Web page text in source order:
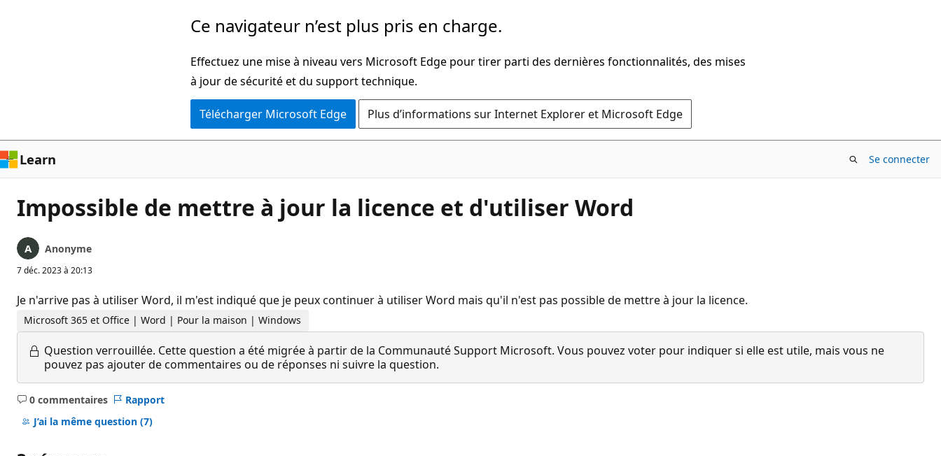
Ce navigateur n’est plus pris en charge.
Effectuez une mise à niveau vers Microsoft Edge pour tirer parti des dernières fonctionnalités, des mises
à jour de sécurité et du support technique.
Télécharger Microsoft Edge Plus d’informations sur Internet Explorer et Microsoft Edge
Learn Se connecter
Impossible de mettre à jour la licence et d'utiliser Word
Anonyme
7 déc. 2023 à 20:13
Je n'arrive pas à utiliser Word, il m'est indiqué que je peux continuer à utiliser Word mais qu'il n'est pas possible de mettre à jour la licence.
Microsoft 365 et Office | Word | Pour la maison | Windows
Question verrouillée. Cette question a été migrée à partir de la Communauté Support Microsoft. Vous pouvez voter pour indiquer si elle est utile, mais vous ne
pouvez pas ajouter de commentaires ou de réponses ni suivre la question.
0 commentaires
Aucun
commentaire
Rapport
J’ai la même question (7)